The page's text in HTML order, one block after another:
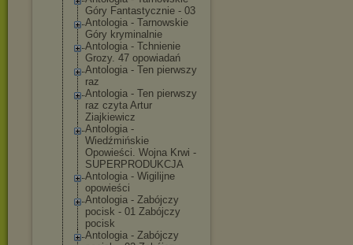
Góry Fantastycznie - 03
Antologia - Tarnowskie
Góry kryminalnie
Antologia - Tchnienie
Grozy. 47 opowiadań
Antologia - Ten pierwszy
raz
Antologia - Ten pierwszy
raz czyta Artur
Ziajkiewicz
Antologia -
Wiedźmińskie
Opowieści. Wojna Krwi -
SUPERPRODUKCJA
Antologia - Wigilijne
opowieści
Antologia - Zabójczy
pocisk - 01 Zabójczy
pocisk
Antologia - Zabójczy